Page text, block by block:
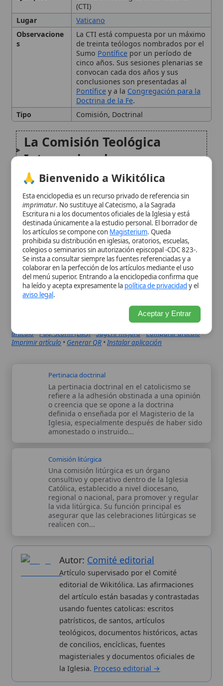
cinco años. Sus sesiones plenarias se
convocan cada dos años y sus
conclusiones son presentadas al
Pontífice y a laCongregación para la
Doctrina de la Fe .
Comisión, Doctrinal
La Comisión Teológica
Internacional
El Dicasterio para la Doctrina
de la Fe
Comisiones Doctrinales
Diocesanas o Nacionales
Conclusión
Citas y referencias
Modificado el 2 de septiembre de 2025 •FideScore™ 7.88 •Citar este
artículo•Paq. Scorm (LMS)•Sugerir mejora•Compartir artículo•
Imprimir artículo•Generar QR•Instalar aplicación
Pertinacia doctrinal
La pertinacia doctrinal en el catolicismo se
refiere a la adhesión obstinada a una opinión
o creencia que se opone a la doctrina
definida o enseñada por el Magisterio de la
Iglesia, especialmente después de haber sido
amonestado o instruido...
Una comisión litúrgica es un órgano
consultivo y operativo dentro de la Iglesia
Católica, establecido a nivel diocesano,
regional o nacional, para promover y regular
la vida litúrgica. Su función principal es
asegurar que las celebraciones litúrgicas se
realicen con...
Autor:Comité editorial
Artículo supervisado por el Comité
editorial de Wikitólica. Las afirmaciones
del artículo están basadas y contrastadas
usando fuentes catolicas: escritos
patrísticos, de santos, artículos
teológicos, documentos históricos, actas
magisteriales y documentos oficiales de
la Iglesia.
Proceso editorial →
. Enciclopedia del patrimonio doctrinal,
histórico y litúrgico de la Iglesia Católica. Parte de la red formativa
Curso Católico,Buscador CatólicoyCustodio Animae. Con
analíticas anónimas. Licencia (texto). Editado en
Valencia, España.ISSN: 3101-7339. Bajo el patrocinio de San
Carlo Acutis.
Sobre nosotros
Proceso editorial
Publicación seriada
Datos abiertos
Estadísticas
Aviso legal
Categorias
Más visitados
Nuevas entradas
Cambios recientes
Aplicaciones
Kit de Prensa
🙏 Bienvenido a Wikitólica
. No sustituye al Catecismo, a la Sagrada
Escritura ni a los documentos oficiales de la Iglesia y está
destinada únicamente a la estudio personal. El borrador de
colegios o seminarios sin autorización episcopal -CDC 823-.
Se insta a consultar siempre las fuentes referenciadas y a
colaborar en la perfección de los artículos mediante el uso
del menú superior. Entrando a la enciclopedia confirma que
ha leído y acepta expresamente lapolítica de privacidady el
aviso legal
Aceptar y Entrar